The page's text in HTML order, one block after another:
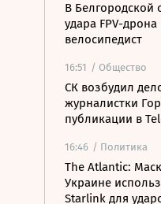
В Белгородской
удара FPV-дрона
велосипедист
16:51 / Общество
СК возбудил
журналистки
публикации в
16:46 / Политика
The Atlantic:
Украине
Starlink для